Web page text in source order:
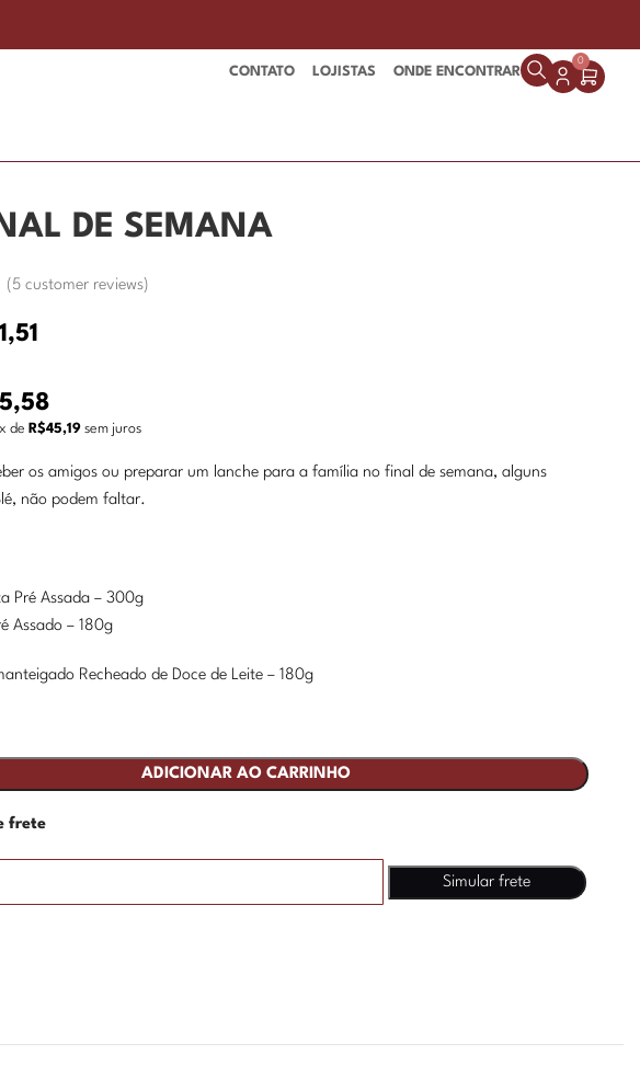
CONTATO LOJISTAS ONDE ENCONTRAR
0
DE SEMANA
( 5 customer reviews)
x de R$45,19 sem juros
os amigos ou preparar um lanche para a família no final de semana, alguns
não podem faltar.
Pré Assada – 300g
Assado – 180g
Recheado de Doce de Leite – 180g
ADICIONAR AO CARRINHO
frete